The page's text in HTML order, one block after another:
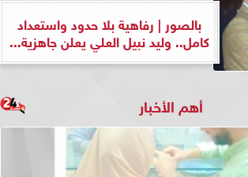
بالصور | رفاهية بلا حدود واستعداد
كامل.. وليد نبيل العلي يعلن جاهزية...
أهم الأخبار